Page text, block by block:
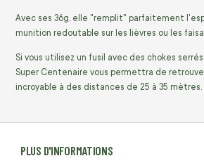
PLUS D'INFORMATIONS
Avec ses 36g, elle "remplit" parfaitement
munition redoutable sur les lièvres ou les
Si vous utilisez un fusil avec des chokes
Super Centenaire vous permettra de
incroyable à des distances de 25 à 35 mètres.